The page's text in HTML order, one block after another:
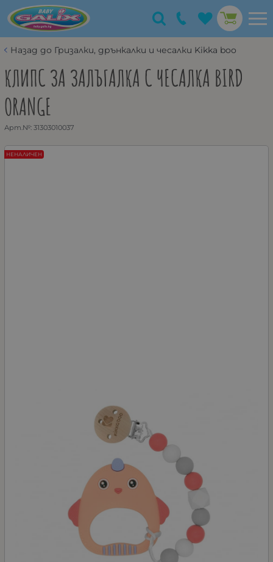
Назад до Гризалки, дрънкалки и чесалки Kikka boo
КЛИПС ЗА ЗАЛЪГАЛКА С ЧЕСАЛКА BIRD
ORANGE
Арт.№: 31303010037
НЕНАЛИЧЕН